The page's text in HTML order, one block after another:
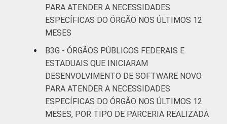
PARA ATENDER A NECESSIDADES
ESPECÍFICAS DO ÓRGÃO NOS ÚLTIMOS 12
MESES
B3G - ÓRGÃOS PÚBLICOS FEDERAIS E
ESTADUAIS QUE INICIARAM
DESENVOLVIMENTO DE SOFTWARE NOVO
PARA ATENDER A NECESSIDADES
ESPECÍFICAS DO ÓRGÃO NOS ÚLTIMOS 12
MESES, POR TIPO DE PARCERIA REALIZADA